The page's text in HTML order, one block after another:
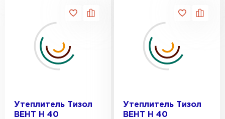
Утеплитель Тизол
ВЕНТ Н 40
Утеплитель Тизол
ВЕНТ Н 40